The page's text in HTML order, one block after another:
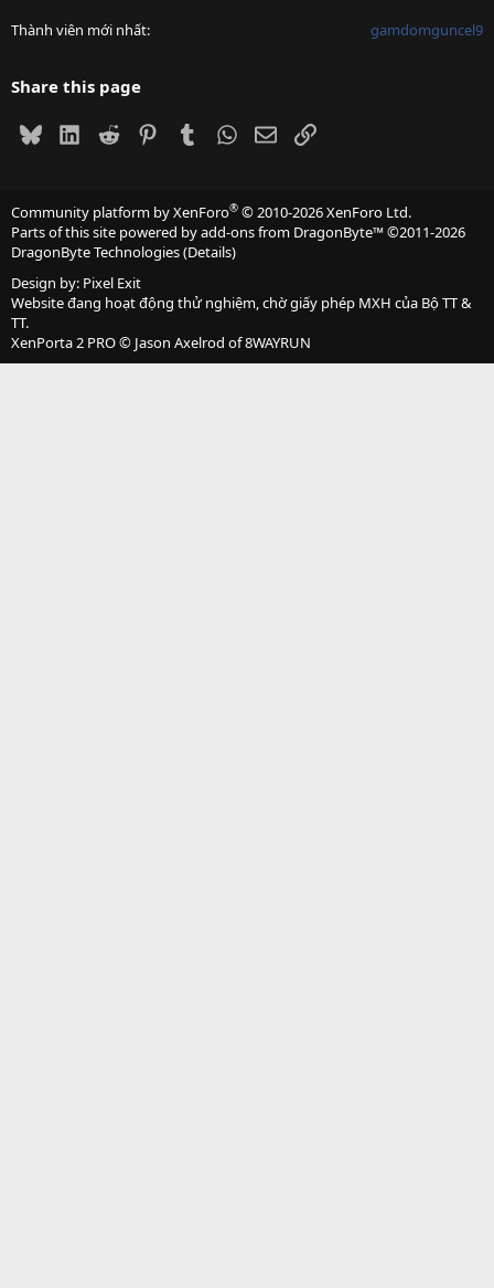
Thành viên mới nhất gamdomguncel9
Share this page
BlueskyLinkedIn
Reddit PinterestTumblrWhatsApp
EmailLink
Community platform by XenForo® © 2010-2026 XenForo Ltd.
Parts of this site powered byadd-ons from DragonByte™©2011-2026
DragonByte Technologies(Details)
Design by: Pixel Exit
Website đang hoạt động thử nghiệm, chờ giấy phép MXH của Bộ TT &
TT.
XenPorta 2 PRO© Jason Axelrod of8WAYRUN